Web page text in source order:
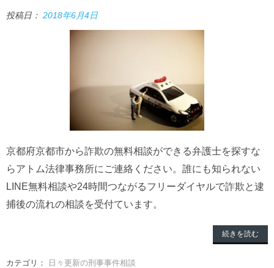
投稿日： 2018年6月4日
京都府京都市から詐欺の無料相談ができる弁護士を探すな
らアトム法律事務所にご連絡ください。誰にも知られない
LINE無料相談や24時間つながるフリーダイヤルで詐欺と逮
捕後の流れの相談を受付ています。
続きを読む
カテゴリ： 日々更新の刑事事件相談